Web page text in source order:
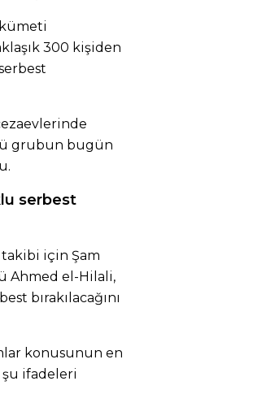
300 kişiden
grubun bugün
serbest
takibi için Şam
Ahmed el-Hilali,
bırakılacağını
konusunun en
ifadeleri